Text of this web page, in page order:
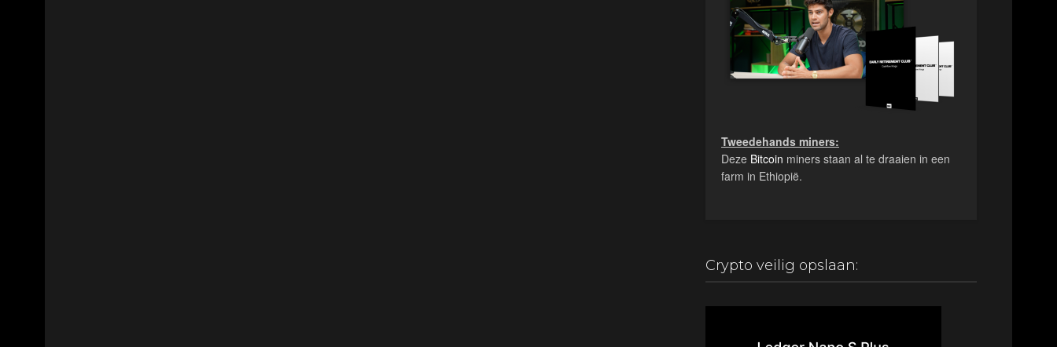
Tweedehands miners:
Deze Bitcoin miners staan al te draaien in een
farm in Ethiopië.
Crypto veilig opslaan: